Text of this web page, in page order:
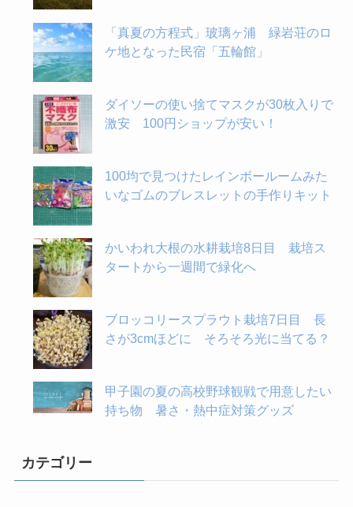
「真夏の方程式」玻璃ヶ浦 緑岩荘のロ
ケ地となった民宿「五輪館」
ダイソーの使い捨てマスクが30枚入りで
激安 100円ショップが安い！
100均で見つけたレインボールームみた
いなゴムのブレスレットの手作りキット
かいわれ大根の水耕栽培8日目 栽培ス
タートから一週間で緑化へ
ブロッコリースプラウト栽培7日目 長
さが3cmほどに そろそろ光に当てる？
甲子園の夏の高校野球観戦で用意したい
持ち物 暑さ・熱中症対策グッズ
カテゴリー